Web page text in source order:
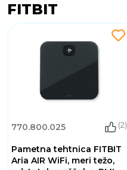
FITBIT
770.800.025 (2)
Pametna tehtnica FITBIT
Aria AIR WiFi, meri težo,